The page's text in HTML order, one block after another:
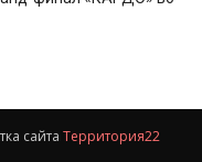
сайта Территория22